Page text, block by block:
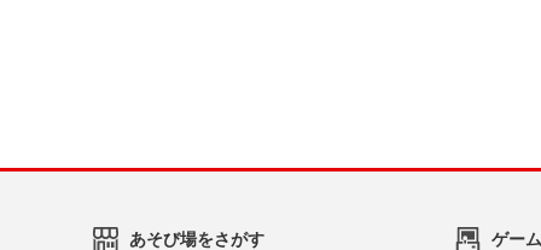
あそび場をさがす ゲー